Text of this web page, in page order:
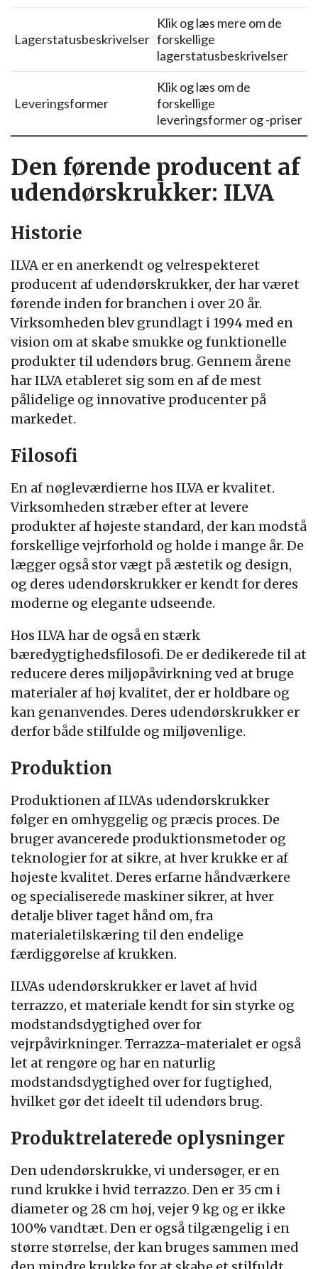
Lagerstatusbeskrivelser
Klik og læs mere om de
forskellige
lagerstatusbeskrivelser
Leveringsformer
Klik og læs om de
forskellige
leveringsformer og -priser
Den førende producent af
udendørskrukker: ILVA
Historie
ILVA er en anerkendt og velrespekteret
producent af udendørskrukker, der har været
førende inden for branchen i over 20 år.
Virksomheden blev grundlagt i 1994 med en
vision om at skabe smukke og funktionelle
produkter til udendørs brug. Gennem årene
har ILVA etableret sig som en af de mest
pålidelige og innovative producenter på
markedet.
Filosofi
En af nøgleværdierne hos ILVA er kvalitet.
Virksomheden stræber efter at levere
produkter af højeste standard, der kan modstå
forskellige vejrforhold og holde i mange år. De
lægger også stor vægt på æstetik og design,
og deres udendørskrukker er kendt for deres
moderne og elegante udseende.
Hos ILVA har de også en stærk
bæredygtighedsfilosofi. De er dedikerede til at
reducere deres miljøpåvirkning ved at bruge
materialer af høj kvalitet, der er holdbare og
kan genanvendes. Deres udendørskrukker er
derfor både stilfulde og miljøvenlige.
Produktion
Produktionen af ILVAs udendørskrukker
følger en omhyggelig og præcis proces. De
bruger avancerede produktionsmetoder og
teknologier for at sikre, at hver krukke er af
højeste kvalitet. Deres erfarne håndværkere
og specialiserede maskiner sikrer, at hver
detalje bliver taget hånd om, fra
materialetilskæring til den endelige
færdiggørelse af krukken.
ILVAs udendørskrukker er lavet af hvid
terrazzo, et materiale kendt for sin styrke og
modstandsdygtighed over for
vejrpåvirkninger. Terrazza-materialet er også
let at rengøre og har en naturlig
modstandsdygtighed over for fugtighed,
hvilket gør det ideelt til udendørs brug.
Produktrelaterede oplysninger
Den udendørskrukke, vi undersøger, er en
rund krukke i hvid terrazzo. Den er 35 cm i
diameter og 28 cm høj, vejer 9 kg og er ikke
100% vandtæt. Den er også tilgængelig i en
større størrelse, der kan bruges sammen med